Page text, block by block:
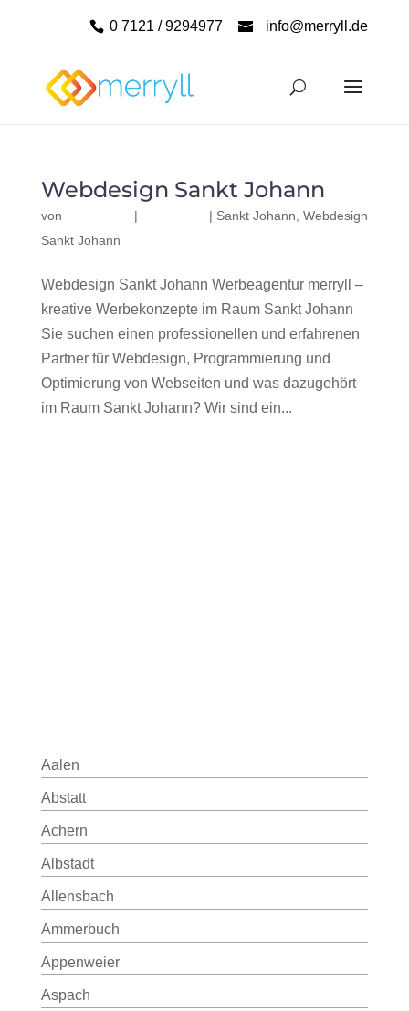
0 7121 / 9294977 info@merryll.de
Webdesign Sankt Johann
von | | Sankt Johann Webdesign
Sankt Johann
Webdesign Sankt Johann Werbeagentur merryll –
kreative Werbekonzepte im Raum Sankt Johann
Sie suchen einen professionellen und erfahrenen
Partner für Webdesign, Programmierung und
Optimierung von Webseiten und was dazugehört
im Raum Sankt Johann? Wir sind ein...
Aalen
Abstatt
Achern
Albstadt
Allensbach
Ammerbuch
Appenweier
Aspach